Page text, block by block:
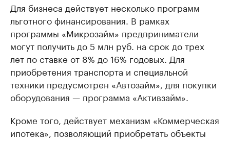
Для бизнеса действует несколько программ
льготного финансирования. В рамках
программы «Микрозайм» предприниматели
могут получить до 5 млн руб. на срок до трех
лет по ставке от 8% до 16% годовых. Для
приобретения транспорта и специальной
техники предусмотрен «Автозайм», для покупки
оборудования — программа «Активзайм».
Кроме того, действует механизм «Коммерческая
ипотека», позволяющий приобретать объекты